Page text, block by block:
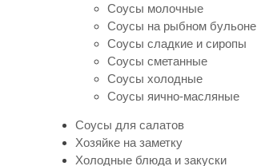
Соусы молочные
Соусы на рыбном бульоне
Соусы сладкие и сиропы
Соусы сметанные
Соусы холодные
Соусы яично-масляные
Соусы для салатов
Хозяйке на заметку
Холодные блюда и закуски